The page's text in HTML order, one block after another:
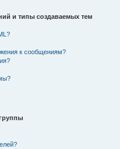
и типы создаваемых тем
к сообщениям?